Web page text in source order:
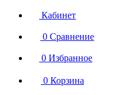
Кабинет
0 Сравнение
0 Избранное
0 Корзина